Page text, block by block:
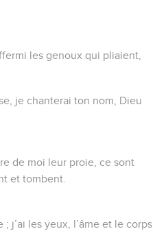
les genoux qui pliaient,
je chanterai ton nom, Dieu
de moi leur proie, ce sont
et tombent.
j’ai les yeux, l’âme et le corps